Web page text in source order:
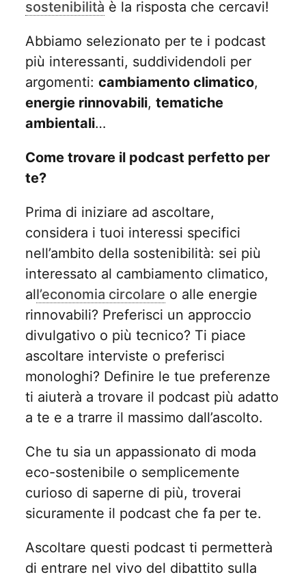
sostenibilità è la risposta che cercavi!
Abbiamo selezionato per te i podcast
più interessanti, suddividendoli per
argomenti: cambiamento climatico,
energie rinnovabili, tematiche
ambientali…
Come trovare il podcast perfetto per
te?
Prima di iniziare ad ascoltare,
considera i tuoi interessi specifici
nell’ambito della sostenibilità: sei più
interessato al cambiamento climatico,
all’economia circolare o alle energie
rinnovabili? Preferisci un approccio
divulgativo o più tecnico? Ti piace
ascoltare interviste o preferisci
monologhi? Definire le tue preferenze
ti aiuterà a trovare il podcast più adatto
a te e a trarre il massimo dall’ascolto.
Che tu sia un appassionato di moda
eco-sostenibile o semplicemente
curioso di saperne di più, troverai
sicuramente il podcast che fa per te.
Ascoltare questi podcast ti permetterà
di entrare nel vivo del dibattito sulla